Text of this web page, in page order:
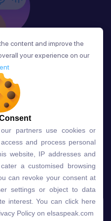
Hồi
nhận phản hồi về phát
giúp cải thiện kỹ năng
chóng.
ELSA dành
Free Premium
content and improve the
your experience on our
partners use cookies or
and process personal
website, IP addresses and
a customised browsing
can revoke your consent at
settings or object to data
interest. You can click here
Policy on elsaspeak.com
content and improve the
your experience on our
partners use cookies or
and process personal
website, IP addresses and
a customised browsing
can revoke your consent at
settings or object to data
interest. You can click here
Policy on elsaspeak.com